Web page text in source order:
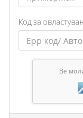
Код за
Ве